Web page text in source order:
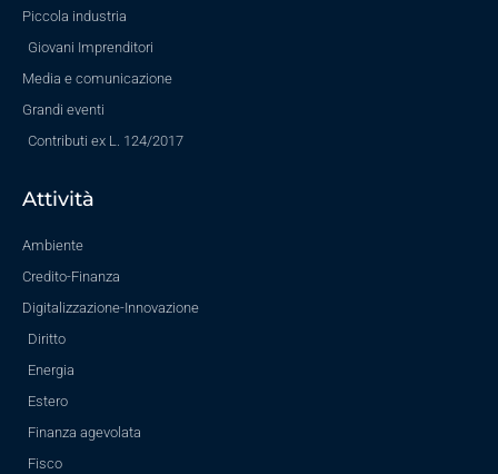
Piccola industria
Giovani Imprenditori
Media e comunicazione
Grandi eventi
Contributi ex L. 124/2017
Attività
Ambiente
Credito-Finanza
Digitalizzazione-Innovazione
Diritto
Energia
Estero
Finanza agevolata
Fisco